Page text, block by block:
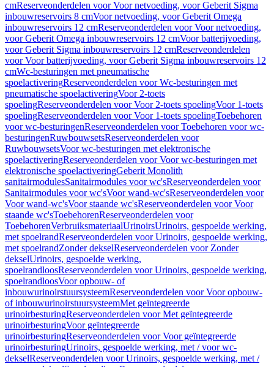
cmReserveonderdelen voor Voor netvoeding, voor Geberit Sigma
inbouwreservoirs 8 cmVoor netvoeding, voor Geberit Omega
inbouwreservoirs 12 cmReserveonderdelen voor Voor netvoeding,
voor Geberit Omega inbouwreservoirs 12 cmVoor batterijvoeding,
voor Geberit Sigma inbouwreservoirs 12 cmReserveonderdelen
voor Voor batterijvoeding, voor Geberit Sigma inbouwreservoirs 12
cmWc-besturingen met pneumatische
spoelactiveringReserveonderdelen voor Wc-besturingen met
pneumatische spoelactiveringVoor 2-toets
spoelingReserveonderdelen voor Voor 2-toets spoelingVoor 1-toets
spoelingReserveonderdelen voor Voor 1-toets spoelingToebehoren
voor wc-besturingenReserveonderdelen voor Toebehoren voor wc-
besturingenRuwbouwsetsReserveonderdelen voor
RuwbouwsetsVoor wc-besturingen met elektronische
spoelactiveringReserveonderdelen voor Voor wc-besturingen met
elektronische spoelactiveringGeberit Monolith
sanitairmodulesSanitairmodules voor wc'sReserveonderdelen voor
Sanitairmodules voor wc'sVoor wand-wc'sReserveonderdelen voor
Voor wand-wc'sVoor staande wc'sReserveonderdelen voor Voor
staande wc'sToebehorenReserveonderdelen voor
ToebehorenVerbruiksmateriaalUrinoirsUrinoirs, gespoelde werking,
met spoelrandReserveonderdelen voor Urinoirs, gespoelde werking,
met spoelrandZonder dekselReserveonderdelen voor Zonder
dekselUrinoirs, gespoelde werking,
spoelrandloosReserveonderdelen voor Urinoirs, gespoelde werking,
spoelrandloosVoor opbouw- of
inbouwurinoirstuursysteemReserveonderdelen voor Voor opbouw-
of inbouwurinoirstuursysteemMet geïntegreerde
urinoirbesturingReserveonderdelen voor Met geïntegreerde
urinoirbesturingVoor geïntegreerde
urinoirbesturingReserveonderdelen voor Voor geïntegreerde
urinoirbesturingUrinoirs, gespoelde werking, met / voor wc-
dekselReserveonderdelen voor Urinoirs, gespoelde werking, met /